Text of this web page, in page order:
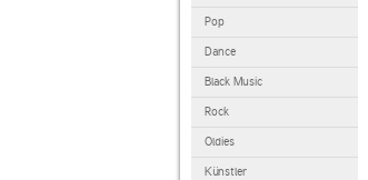
Pop
Dance
Black Music
Rock
Oldies
Künstler